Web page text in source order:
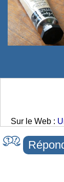
Sur le Web :